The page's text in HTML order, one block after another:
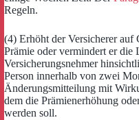
Regeln.
(4) Erhöht der Versicherer auf
Prämie oder vermindert er die
Versicherungsnehmer
Person innerhalb von zwei
Änderungsmitteilung mit
dem die Prämienerhöhung
werden soll.